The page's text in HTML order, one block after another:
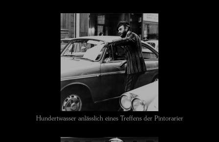
Hundertwasser anlässlich eines Treffens der Pintorarier